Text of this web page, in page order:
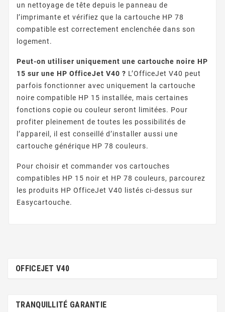
un nettoyage de tête depuis le panneau de
l’imprimante et vérifiez que la cartouche HP 78
compatible est correctement enclenchée dans son
logement.
Peut-on utiliser uniquement une cartouche noire HP
15 sur une HP OfficeJet V40 ? L’OfficeJet V40 peut
parfois fonctionner avec uniquement la cartouche
noire compatible HP 15 installée, mais certaines
fonctions copie ou couleur seront limitées. Pour
profiter pleinement de toutes les possibilités de
l’appareil, il est conseillé d’installer aussi une
cartouche générique HP 78 couleurs.
Pour choisir et commander vos cartouches
compatibles HP 15 noir et HP 78 couleurs, parcourez
les produits HP OfficeJet V40 listés ci-dessus sur
Easycartouche.
OFFICEJET V40
TRANQUILLITÉ GARANTIE